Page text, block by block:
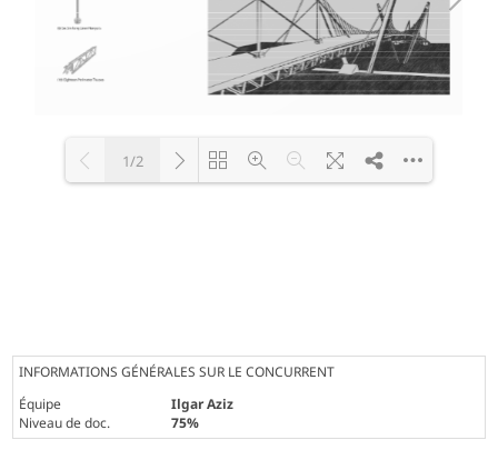
1/2
INFORMATIONS GÉNÉRALES SUR LE CONCURRENT
Équipe
Ilgar Aziz
Niveau de doc.
75%